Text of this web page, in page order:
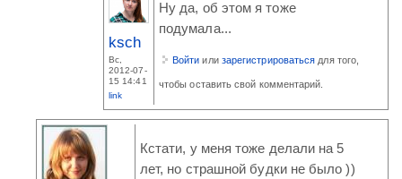
ksch
Вс,
2012-07-
15 14:41
link
Ну да, об этом я тоже
подумала...
Войти или зарегистрироваться для того,
чтобы оставить свой комментарий.
Кстати, у меня тоже делали на 5
лет, но страшной будки не было ))